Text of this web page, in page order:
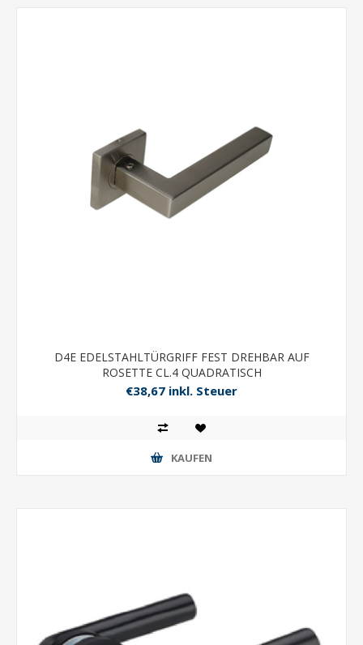
D4E EDELSTAHLTÜRGRIFF FEST DREHBAR AUF
ROSETTE CL.4 QUADRATISCH
€38,67 inkl. Steuer
KAUFEN